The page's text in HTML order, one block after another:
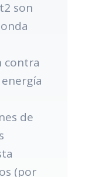
son
contra
de
(por